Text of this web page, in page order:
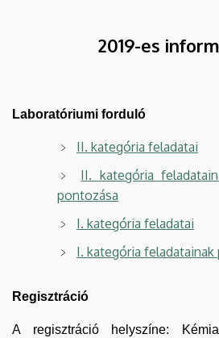
2019-es
Laboratóriumi forduló
II. kategória feladatai
II. kategória
pontozása
I. kategória feladatai
I. kategória feladatainak
Regisztráció
A regisztráció helyszíne: